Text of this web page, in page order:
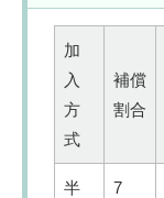
加
入
方
式
補償
割合
半
7